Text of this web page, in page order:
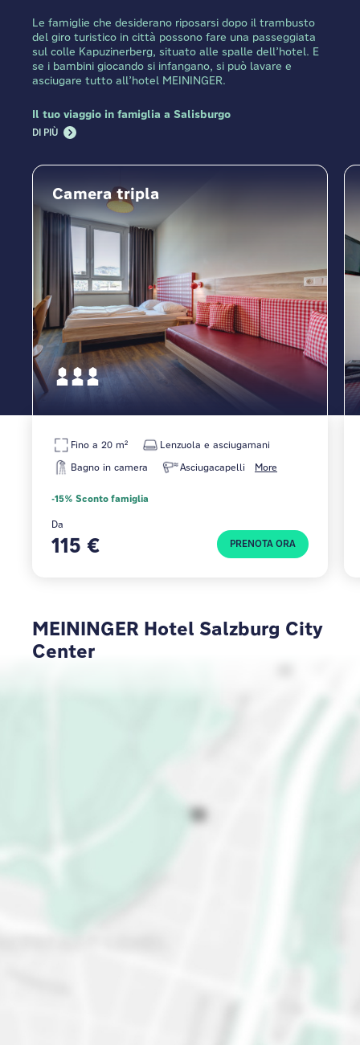
Le famiglie che desiderano riposarsi dopo il trambusto
del giro turistico in città possono fare una passeggiata
sul colle Kapuzinerberg, situato alle spalle dell’hotel. E
se i bambini giocando si infangano, si può lavare e
asciugare tutto all’hotel MEININGER.
Il tuo viaggio in famiglia a Salisburgo
DI PIÙ
Camera tripla
More
Fino a 20 m²
Lenzuola e asciugamani
Bagno in camera
Asciugacapelli
-15% Sconto famiglia
Da
115 € PRENOTA ORA
MEININGER Hotel Salzburg City
Center